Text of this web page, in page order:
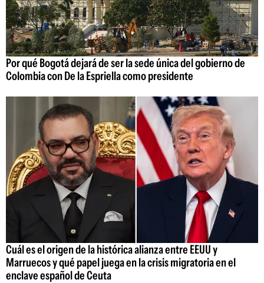
Por qué Bogotá dejará de ser la sede única del gobierno de
Colombia con De la Espriella como presidente
Cuál es el origen de la histórica alianza entre EEUU y
Marruecos y qué papel juega en la crisis migratoria en el
enclave español de Ceuta